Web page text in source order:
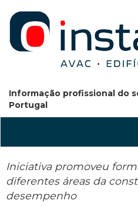
Informação profissional do
Portugal
Iniciativa promoveu
diferentes áreas da
desempenho